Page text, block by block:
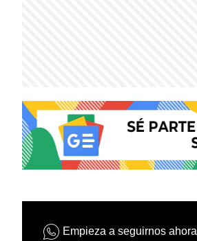
Empieza a seguirnos ahora